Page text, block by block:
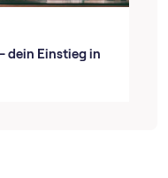
dein Einstieg in